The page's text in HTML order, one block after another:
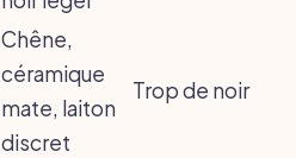
Chêne,
céramique
mate, laiton
discret
Trop de noir